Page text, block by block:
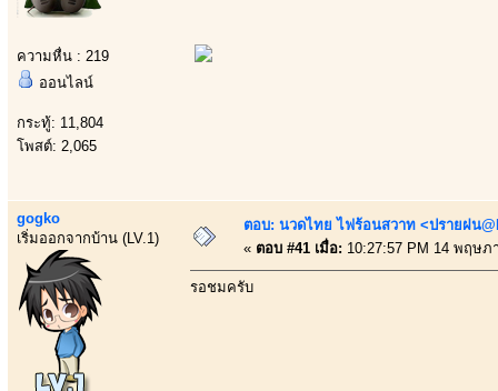
ความหื่น : 219
ออนไลน์
กระทู้: 11,804
โพสต์: 2,065
gogko
เริ่มออกจากบ้าน (LV.1)
ตอบ: นวดไทย ไฟร้อนสวาท <ปรายฝน
« ตอบ #41 เมื่อ: 10:27:57 PM 14 พฤษภ
รอชมครับ